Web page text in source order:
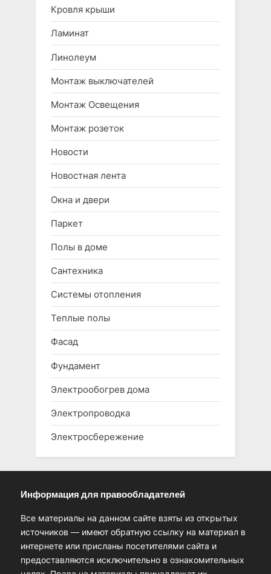
Кровля крыши
Ламинат
Линолеум
Монтаж выключателей
Монтаж Освещения
Монтаж розеток
Новости
Новостная лента
Окна и двери
Паркет
Полы в доме
Сантехника
Системы отопления
Теплые полы
Фасад
Фундамент
Электрообогрев дома
Электропроводка
Электросбережение
Информация для правообладателей
Все материалы на данном сайте взяты из открытых
источников — имеют обратную ссылку на материал в
интернете или присланы посетителями сайта и
предоставляются исключительно в ознакомительных